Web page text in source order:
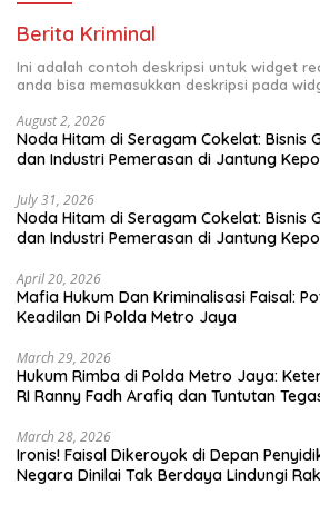
Berita Kriminal
Ini adalah contoh deskripsi untuk widget
anda bisa memasukkan deskripsi pada
August 2, 2026
Noda Hitam di Seragam Cokelat: Bisnis
dan Industri Pemerasan di Jantung
July 31, 2026
Noda Hitam di Seragam Cokelat: Bisnis
dan Industri Pemerasan di Jantung
April 20, 2026
Mafia Hukum Dan Kriminalisasi Faisal:
Keadilan Di Polda Metro Jaya
March 29, 2026
Hukum Rimba di Polda Metro Jaya:
RI Ranny Fadh Arafiq dan Tuntutan
March 28, 2026
Ironis! Faisal Dikeroyok di Depan
Negara Dinilai Tak Berdaya Lindungi